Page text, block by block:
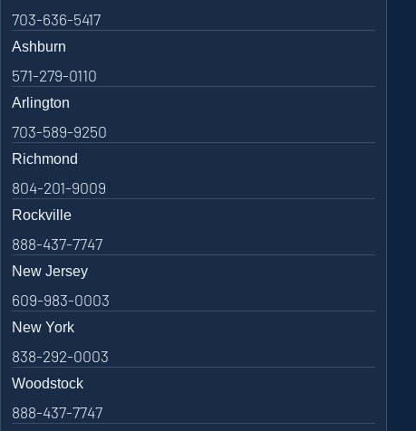
703-636-5417
Ashburn
571-279-0110
Arlington
703-589-9250
Richmond
804-201-9009
Rockville
888-437-7747
New Jersey
609-983-0003
New York
838-292-0003
Woodstock
888-437-7747